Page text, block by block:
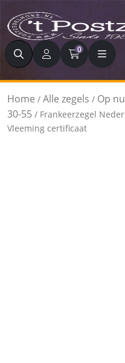
Zoeken 0
Home / Alle zegels / Op
30-55 / Frankeerzegel
Vleeming certificaat